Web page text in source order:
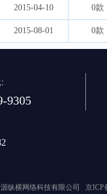
2015-04-10 0款
2015-08-01 0款
9305
源纵横网络科技有限公司京ICP